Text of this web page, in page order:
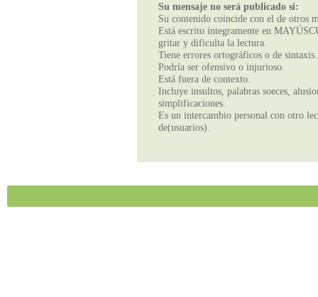
Su mensaje no será publicado si:
Su contenido coincide con el de otros
Está escrito íntegramente en
gritar y dificulta la lectura.
Tiene errores ortográficos o de sintaxis.
Podría ser ofensivo o injurioso.
Está fuera de contexto.
Incluye insultos, palabras soeces,
simplificaciones.
Es un intercambio personal con otro
de(usuarios).